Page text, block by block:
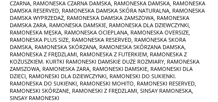
CZARNA RAMONESKA CZARNA DAMSKA RAMONESKA DAMSKA RAMONESKA
DAMSKA RESERVED RAMONESKA DAMSKA SKÓRA NATURALNA RAMONESKA
DAMSKA WYPRZEDAŻ RAMONESKA DAMSKA ZAMSZOWA RAMONESKA
DAMSKA ZARA RAMONESKA DAMSKIE RAMONESKA DLA DZIEWCZYNKI
RAMONESKA MĘSKA RAMONESKA OCIEPLANA RAMONESKA OVERSIZE
RAMONESKA PLUS SIZE RAMONESKA RESERVED RAMONESKA SKORA
DAMSKA RAMONESKA SKÓRZANA RAMONESKA SKÓRZANA DAMSKA
RAMONESKA Z FRĘDZLAMI RAMONESKA Z FUTERKIEM RAMONESKA Z
KOŻUSZKIEM. KURTKI RAMONESKI DAMSKIE DUŻE ROZMIARY RAMONESKA
ZAMSZOWA RAMONESKA ZARA RAMONESKI DAMSKIE RAMONESKI DLA
DZIECI RAMONESKI DLA DZIEWCZYNKI RAMONESKI DO SUKIENKI.
RAMONESKA DO SUKIENKI RAMONESKI MOHITO RAMONESKI RESERVED
RAMONESKI SKÓRZANE RAMONESKI Z FRĘDZLAMI SINSAY RAMONESKA
SINSAY RAMONESKI